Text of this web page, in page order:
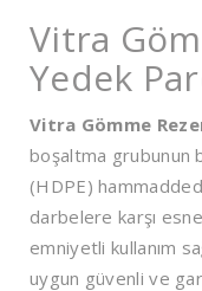
Vitra
Yedek
Vitra Gömme
boşaltma grubunun
(HDPE)
darbelere karşı
emniyetli kullanım
uygun güvenli ve